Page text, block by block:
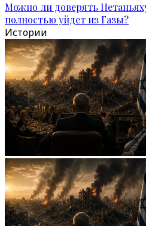
Можно ли доверять
полностью уйдет из Газы?
Истории